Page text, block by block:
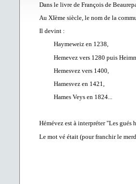
Dans le livre de François de
Au XIème siècle, le nom de la
Il devint :
Haymeweiz en 1238,
Hemevez vers 1280 puis
Hemesvez vers 1400,
Hamesvez en 1421,
Hames Veys en 1824...
Hémévez est à interpréter "Les gués
Le mot vé était (pour franchir le